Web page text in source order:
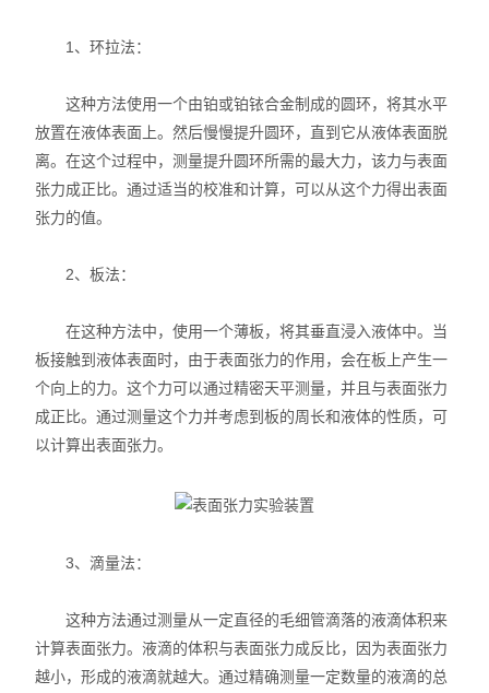
1、环拉法：
这种方法使用一个由铂或铂铱合金制成的圆环，将其水平
放置在液体表面上。然后慢慢提升圆环，直到它从液体表面脱
离。在这个过程中，测量提升圆环所需的最大力，该力与表面
张力成正比。通过适当的校准和计算，可以从这个力得出表面
张力的值。
2、板法：
在这种方法中，使用一个薄板，将其垂直浸入液体中。当
板接触到液体表面时，由于表面张力的作用，会在板上产生一
个向上的力。这个力可以通过精密天平测量，并且与表面张力
成正比。通过测量这个力并考虑到板的周长和液体的性质，可
以计算出表面张力。
3、滴量法：
这种方法通过测量从一定直径的毛细管滴落的液滴体积来
计算表面张力。液滴的体积与表面张力成反比，因为表面张力
越小，形成的液滴就越大。通过精确测量一定数量的液滴的总